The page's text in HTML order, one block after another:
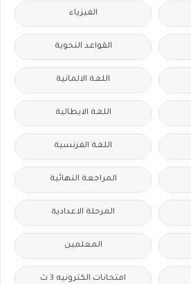
الفيزياء
القواعد النحوية
اللغة الالمانية
اللغة الايطالية
اللغة الفرنسية
المراجعة النهائية
المرحلة الاعدادية
المعلمين
امتحانات الكترونيه 3 ث